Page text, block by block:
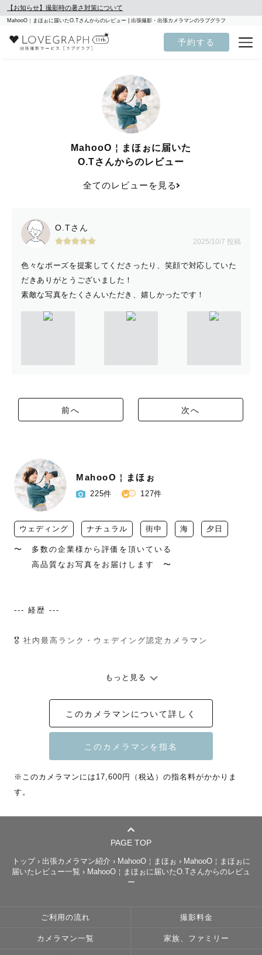
【お知らせ】撮影時の暑さ対策について
MahooO￤まほぉに届いたO.Tさんからのレビュー | 出張撮影・出張カメラマンのラブグラフ
予約する
MahooO￤まほぉに届いた
O.Tさんからのレビュー
全てのレビューを見る
O.Tさん
2025/10/7 投稿
色々なポーズを提案してくださったり、笑顔で対応していた
だきありがとうございました！
素敵な写真をたくさんいただき、嬉しかったです！
前へ 次へ
MahooO￤まほぉ
225件 127件
ウェディング ナチュラル 街中 海 夕日
〜　多数の企業様から評価を頂いている
高品質なお写真をお届けします　〜
--- 経歴 ---
🎖 社内最高ランク・ウェデイング認定カメラマン
💻  SNS総フォロワー ３万人 『まほぉ』で検索🔍
📖 多数有名メディアへの掲載
ゼクシィ様、ソフトバンク様、ソニー様、
ニコン様、積水ハウス様 etc
📷 大手ソニー様の公式講師
--- 自己紹介 ---
東海ラブグラファーのまほぉです。
ガジェット好きが拘りの機材で撮影させて頂きます⚙️
もっと見る
このカメラマンについて詳しく
※このカメラマンには17,600円（税込）の指名料がかかりま
す。
PAGE TOP
トップ› 出張カメラマン紹介 › MahooO￤まほぉ › MahooO￤まほぉに
届いたレビュー一覧 › MahooO￤まほぉに届いたO.Tさんからのレビュ
ー
ご利用の流れ 撮影料金
カメラマン一覧 家族、ファミリー